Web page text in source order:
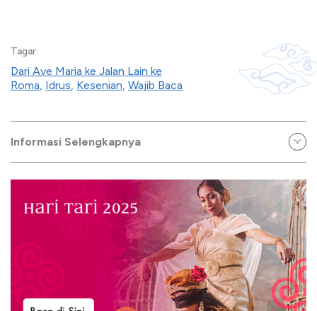
Tagar:
Dari Ave Maria ke Jalan Lain ke
Roma, Idrus, Kesenian, Wajib Baca
Informasi Selengkapnya